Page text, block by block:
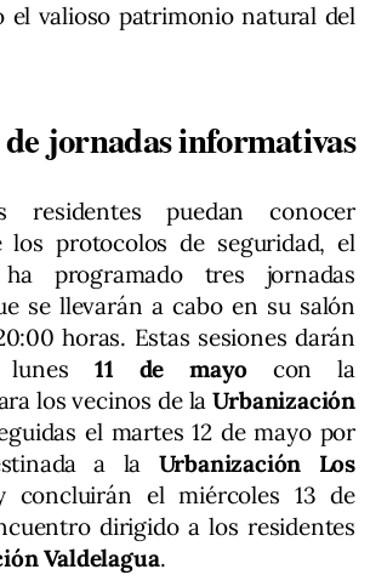
el valioso patrimonio natural del
jornadas informativas
residentes puedan conocer
los protocolos de seguridad, el
ha programado tres jornadas
se llevarán a cabo en su salón
horas. Estas sesiones darán
lunes 11 de mayocon la
los vecinos de laUrbanización
el martes 12 de mayo por
a la Urbanización Los
concluirán el miércoles 13 de
dirigido a los residentes
Valdelagua.